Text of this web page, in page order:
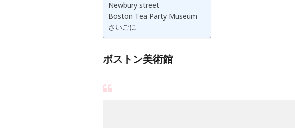
Newbury street
Boston Tea Party Museum
さいごに
ボストン美術館